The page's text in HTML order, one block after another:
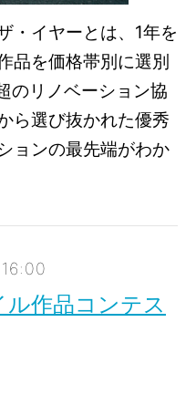
・イヤーとは、1年を
品を価格帯別に選別
のリノベーション協
ら選び抜かれた優秀
ョンの最先端がわか
作品コンテス